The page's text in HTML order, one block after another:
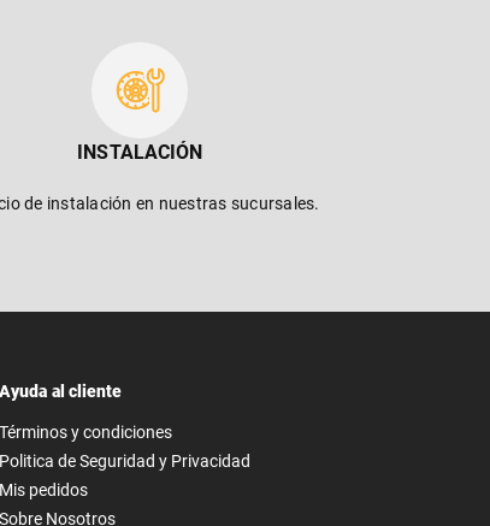
INSTALACIÓN
de instalación en nuestras sucursales.
Ayuda al cliente
Términos y condiciones
Politica de Seguridad y Privacidad
Mis pedidos
Sobre Nosotros